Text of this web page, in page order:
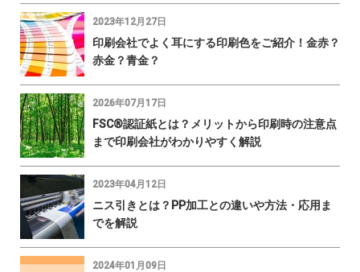
2023年12月27日
印刷会社でよく耳にする印刷色をご紹介！金赤？
赤金？青金？
2026年07月17日
FSC®認証紙とは？メリットから印刷時の注意点
まで印刷会社がわかりやすく解説
2023年04月12日
ニス引きとは？PP加工との違いや方法・応用ま
でを解説
2024年01月09日